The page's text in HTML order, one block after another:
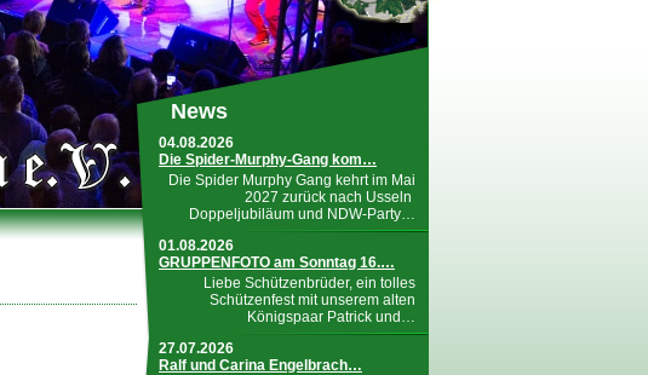
News
04.08.2026
Die Spider-Murphy-Gang kom…
Die Spider Murphy Gang kehrt im Mai
2027 zurück nach Usseln
Doppeljubiläum und NDW-Party…
01.08.2026
GRUPPENFOTO am Sonntag 16.…
Liebe Schützenbrüder, ein tolles
Schützenfest mit unserem alten
Königspaar Patrick und…
27.07.2026
Ralf und Carina Engelbrach…